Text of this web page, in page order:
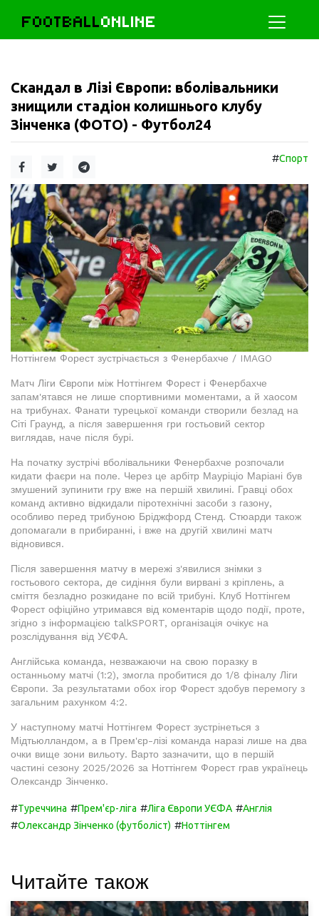
FOOTBALLONLINE
Скандал в Лізі Європи: вболівальники
знищили стадіон колишнього клубу
Зінченка (ФОТО) - Футбол24
#Спорт
Ноттінгем Форест зустрічається з Фенербахче / IMAGO
Матч Ліги Європи між Ноттінгем Форест і Фенербахче
запам'ятався не лише спортивними моментами, а й хаосом
на трибунах. Фанати турецької команди створили безлад на
Сіті Граунд, а після завершення гри гостьовий сектор
виглядав, наче після бурі.
На початку зустрічі вболівальники Фенербахче розпочали
кидати фаєри на поле. Через це арбітр Мауріціо Маріані був
змушений зупинити гру вже на першій хвилині. Гравці обох
команд активно відкидали піротехнічні засоби з газону,
особливо перед трибуною Бріджфорд Стенд. Стюарди також
допомагали в прибиранні, і вже на другій хвилині матч
відновився.
Після завершення матчу в мережі з'явилися знімки з
гостьового сектора, де сидіння були вирвані з кріплень, а
сміття безладно розкидане по всій трибуні. Клуб Ноттінгем
Форест офіційно утримався від коментарів щодо події, проте,
згідно з інформацією talkSPORT, організація очікує на
розслідування від УЄФА.
Англійська команда, незважаючи на свою поразку в
останньому матчі (1:2), змогла пробитися до 1/8 фіналу Ліги
Європи. За результатами обох ігор Форест здобув перемогу з
загальним рахунком 4:2.
У наступному матчі Ноттінгем Форест зустрінеться з
Мідтьюлландом, а в Прем'єр-лізі команда наразі лише на два
очки вище зони вильоту. Варто зазначити, що в першій
частині сезону 2025/2026 за Ноттінгем Форест грав українець
Олександр Зінченко.
#Туреччина #Прем'єр-ліга #Ліга Європи УЄФА #Англія
#Олександр Зінченко (футболіст) #Ноттінгем
Читайте також